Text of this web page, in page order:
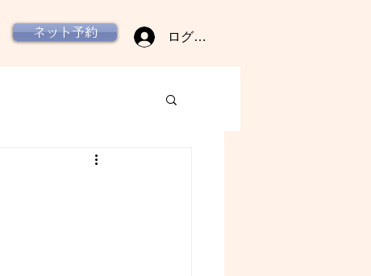
ネット予約 ログイン